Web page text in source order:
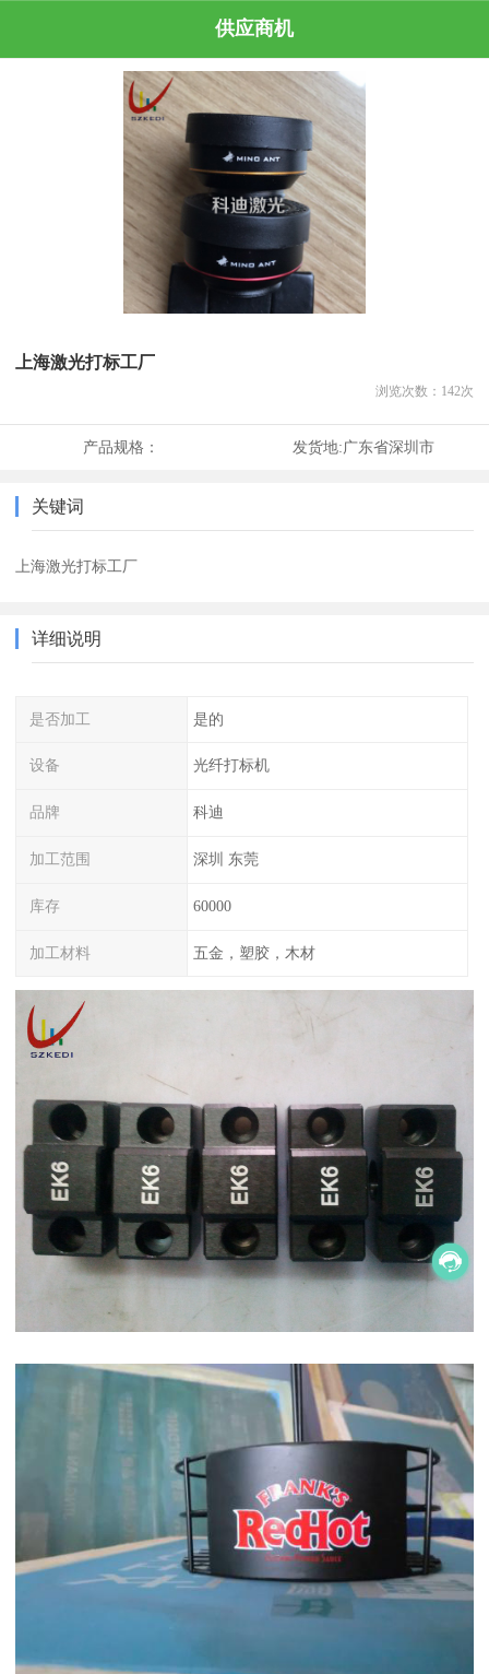
供应商机
上海激光打标工厂
浏览次数： 142次
产品规格： 发货地:广东省深圳市
关键词
上海激光打标工厂
详细说明
是否加工 是的
设备 光纤打标机
品牌 科迪
加工范围 深圳 东莞
库存 60000
加工材料 五金，塑胶，木材